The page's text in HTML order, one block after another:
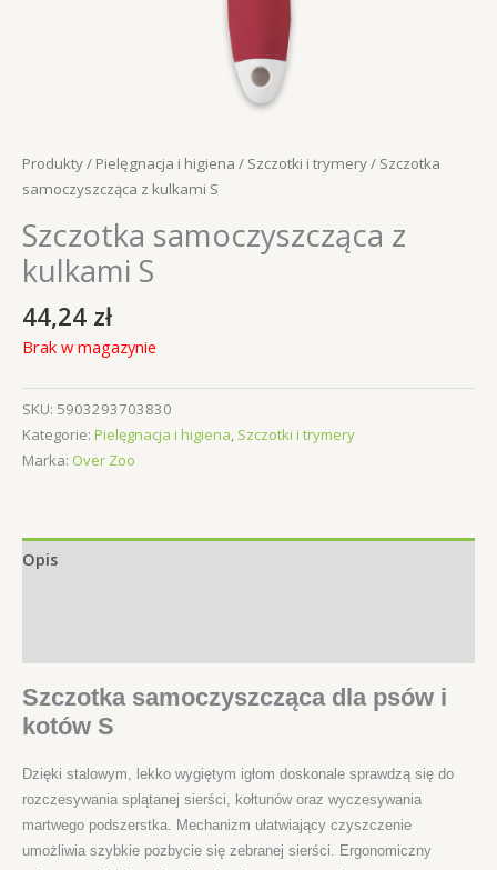
Produkty/ Pielęgnacja i higiena / Szczotki i trymery/ Szczotka
samoczyszcząca z kulkami S
Szczotka samoczyszcząca z
kulkami S
44,24 zł
Brak w magazynie
SKU: 5903293703830
Kategorie: Pielęgnacja i higiena, Szczotki i trymery
Marka: Over Zoo
Opis
Szczotka samoczyszcząca dla psów i
kotów S
Dzięki stalowym, lekko wygiętym igłom doskonale sprawdzą się do
rozczesywania splątanej sierści, kołtunów oraz wyczesywania
martwego podszerstka. Mechanizm ułatwiający czyszczenie
umożliwia szybkie pozbycie się zebranej sierści. Ergonomiczny